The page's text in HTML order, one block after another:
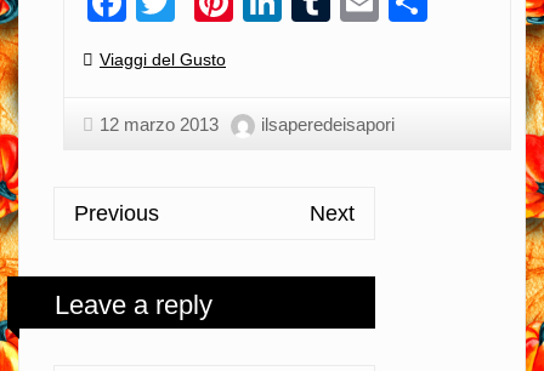
Categories:
Viaggi del Gusto
12 marzo 2013 ilsaperedeisapori
Previous Next
Leave a reply